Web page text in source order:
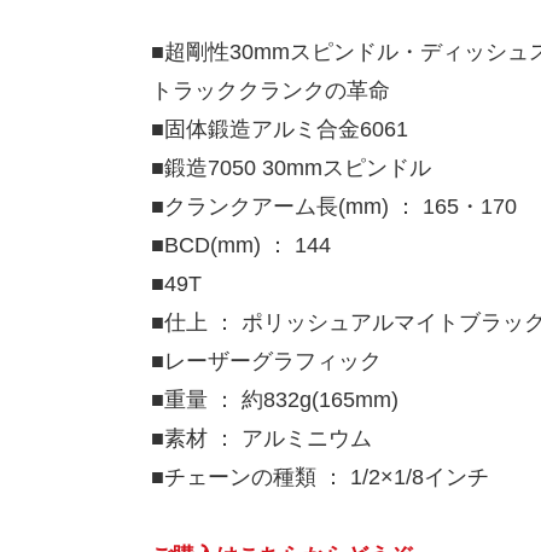
■超剛性30mmスピンドル・ディッシ
トラッククランクの革命
■固体鍛造アルミ合金6061
■鍛造7050 30mmスピンドル
■クランクアーム長(mm) ： 165・170
■BCD(mm) ： 144
■49T
■仕上 ： ポリッシュアルマイトブラッ
■レーザーグラフィック
■重量 ： 約832g(165mm)
■素材 ： アルミニウム
■チェーンの種類 ： 1/2×1/8インチ